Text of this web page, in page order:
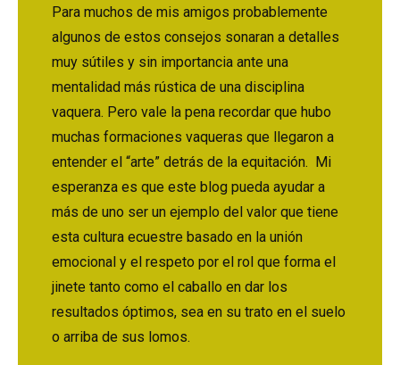
Para muchos de mis amigos probablemente
algunos de estos consejos sonaran a detalles
muy sútiles y sin importancia ante una
mentalidad más rústica de una disciplina
vaquera. Pero vale la pena recordar que hubo
muchas formaciones vaqueras que llegaron a
entender el “arte” detrás de la equitación. Mi
esperanza es que este blog pueda ayudar a
más de uno ser un ejemplo del valor que tiene
esta cultura ecuestre basado en la unión
emocional y el respeto por el rol que forma el
jinete tanto como el caballo en dar los
resultados óptimos, sea en su trato en el suelo
o arriba de sus lomos.